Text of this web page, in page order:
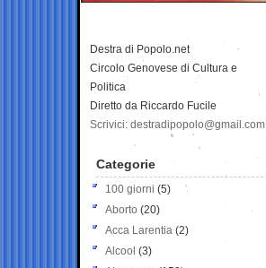
Destra di Popolo.net
Circolo Genovese di Cultura e
Politica
Diretto da Riccardo Fucile
Scrivici: destradipopolo@gmail.com
Categorie
100 giorni (5)
Aborto (20)
Acca Larentia (2)
Alcool (3)